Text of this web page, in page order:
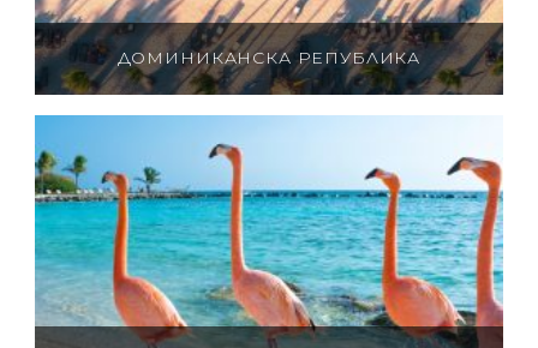
ДОМИНИКАНСКА РЕПУБЛИКА